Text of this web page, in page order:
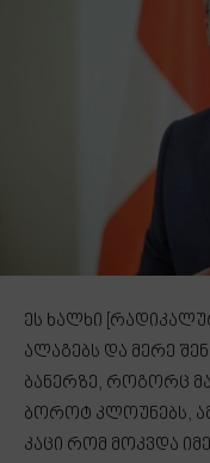
ეს ხალხი
ალაგებს და მერე
ბანერზე, როგორც
ბოროტ კლოუნებს,
კაცი რომ მოკვდა